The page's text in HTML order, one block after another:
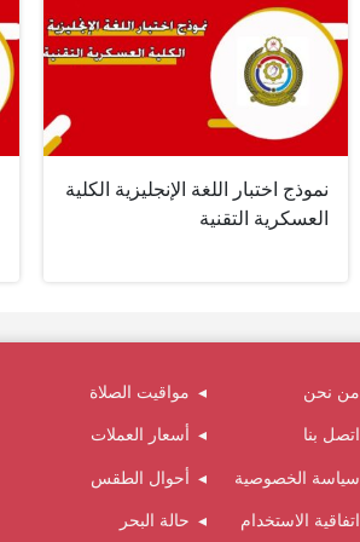
نموذج اختبار اللغة الإنجليزية الكلية
العسكرية التقنية
من نحن
اتصل بنا
سياسة الخصوصية
اتفاقية الاستخدام
مواقيت الصلاة
أسعار العملات
أحوال الطقس
حالة البحر